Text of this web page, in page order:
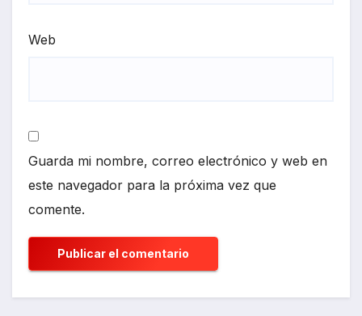
Web
Guarda mi nombre, correo electrónico y web en
este navegador para la próxima vez que
comente.